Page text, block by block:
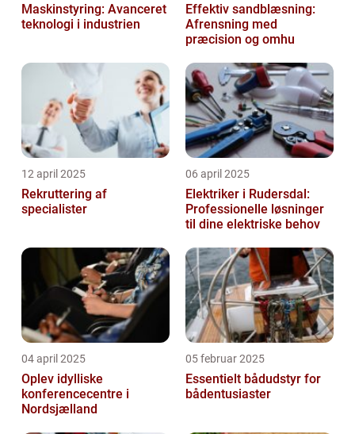
Maskinstyring: Avanceret
teknologi i industrien
Effektiv sandblæsning:
Afrensning med
præcision og omhu
12 april 2025
Rekruttering af
specialister
06 april 2025
Elektriker i Rudersdal:
Professionelle løsninger
til dine elektriske behov
04 april 2025
Oplev idylliske
konferencecentre i
Nordsjælland
05 februar 2025
Essentielt bådudstyr for
bådentusiaster